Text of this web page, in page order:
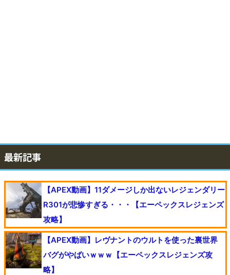
最新記事
【APEX動画】11ダメージしか出ないレジェンダリー
R301が悲惨すぎる・・・【エーペックスレジェンズ
攻略】
【APEX動画】レヴナントのウルトを使った裏世界
バグがやばいｗｗｗ【エーペックスレジェンズ攻
略】